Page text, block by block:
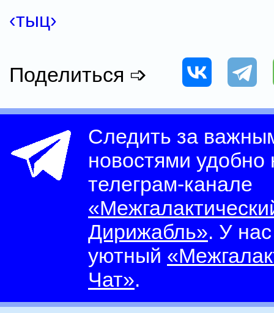
‹тыц›
Поделиться ➩
Следить за
новостями
телеграм-канале
Дирижабль». У
уютный
Чат».